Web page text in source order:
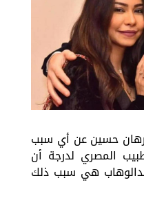
حسين عن أي سبب
المصري لدرجة أن
هي سبب ذلك